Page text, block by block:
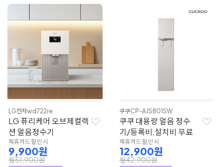
LG전자wd722re
LG 퓨리케어 오브제컬렉
션 얼음정수기
제휴카드 할인 시
9,900원
월51,900원
쿠쿠CP-AJS801SW
쿠쿠 대용량 얼음 정수
기/등록비,설치비 무료
제휴카드 할인 시
12,900원
월42,900원